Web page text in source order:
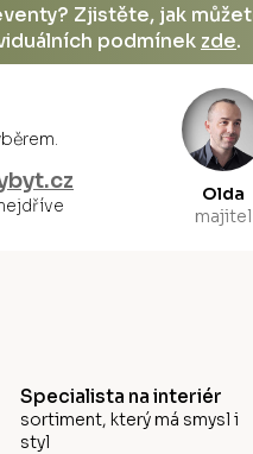
Zjistěte, jak
podmínek zde.
Olda
majitel
Specialista na interiér
sortiment, který má smysl i
styl